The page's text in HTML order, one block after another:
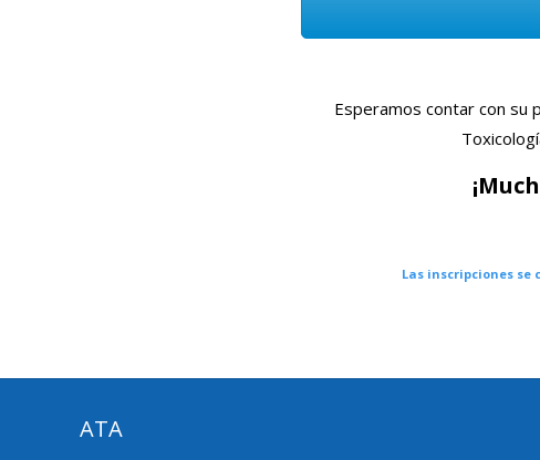
Esperamos contar con su
Las inscripciones
ATA